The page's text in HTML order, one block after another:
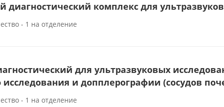
диагностический комплекс для
- 1 на отделение
для ультразвуковых
исследования и допплерографии (сосудов
- 1 на отделение